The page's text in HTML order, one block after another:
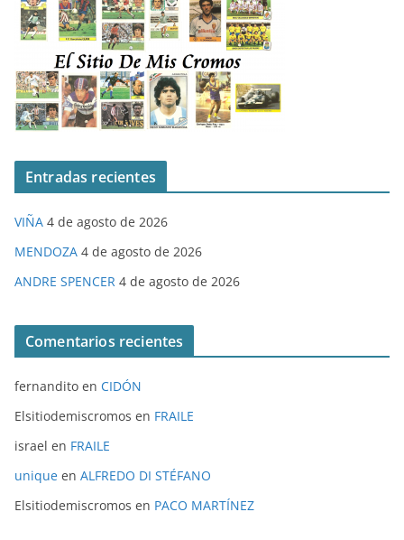
Entradas recientes
VIÑA 4 de agosto de 2026
MENDOZA 4 de agosto de 2026
ANDRE SPENCER 4 de agosto de 2026
Comentarios recientes
fernandito en CIDÓN
Elsitiodemiscromos en FRAILE
israel en FRAILE
unique en ALFREDO DI STÉFANO
Elsitiodemiscromos en PACO MARTÍNEZ